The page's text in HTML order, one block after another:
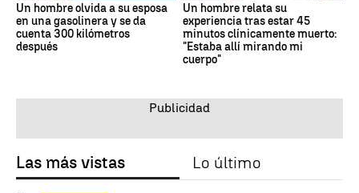
Un hombre olvida a su esposa
en una gasolinera y se da
cuenta 300 kilómetros
después
Un hombre relata su
experiencia tras estar 45
minutos clínicamente muerto:
"Estaba allí mirando mi
cuerpo"
Las más vistas Lo último